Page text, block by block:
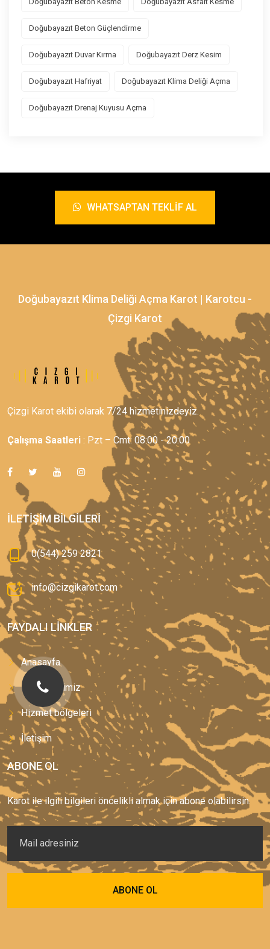
Doğubayazıt Beton Güçlendirme
Doğubayazıt Duvar Kırma Doğubayazıt Derz Kesim
Doğubayazıt Hafriyat Doğubayazıt Klima Deliği Açma
Doğubayazıt Drenaj Kuyusu Açma
WHATSAPTAN TEKLIF AL
Doğubayazıt Klima Deliği Açma Karot | Karotcu -
Çizgi Karot
Çizgi Karot ekibi olarak 7/24 hizmetinizdeyiz.
Çalışma Saatleri : Pzt – Cmt: 08:00 - 20:00
İLETIŞIM BILGILERI
0(544) 259 2821
info@cizgikarot.com
FAYDALI LINKLER
Anasayfa
Hizmetlerimiz
Hizmet bölgeleri
İletişim
ABONE OL
Karot ile ilgili bilgileri öncelikli almak için abone olabilirsin.